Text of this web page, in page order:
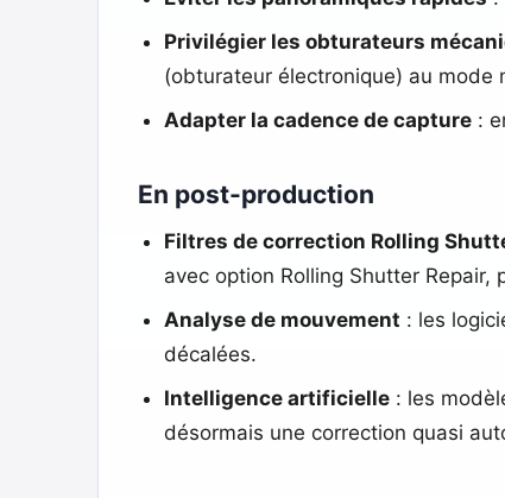
Privilégier les obturateurs
(obturateur électronique) au mode
Adapter la cadence de capture:
En post-production
Filtres de correction Rolling
avec option Rolling Shutter Repair,
Analyse de mouvement : les
décalées.
Intelligence artificielle: les
désormais une correction quasi